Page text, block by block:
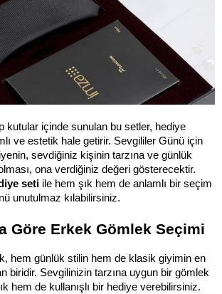
kutular içinde sunulan bu setler, hediye
ve estetik hale getirir. Sevgililer Günü için
sevdiğiniz kişinin tarzına ve günlük
ona verdiğiniz değeri gösterecektir.
seti ile hem şık hem de anlamlı bir seçim
unutulmaz kılabilirsiniz.
Göre Erkek Gömlek Seçimi
hem günlük stilin hem de klasik giyimin en
biridir. Sevgilinizin tarzına uygun bir gömlek
hem de kullanışlı bir hediye verebilirsiniz.